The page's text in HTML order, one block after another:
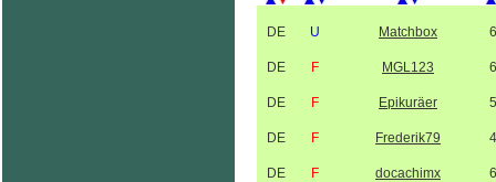
DE U Matchbox
DE F MGL123
DE F Epikuräer
DE F Frederik79
DE F docachimx